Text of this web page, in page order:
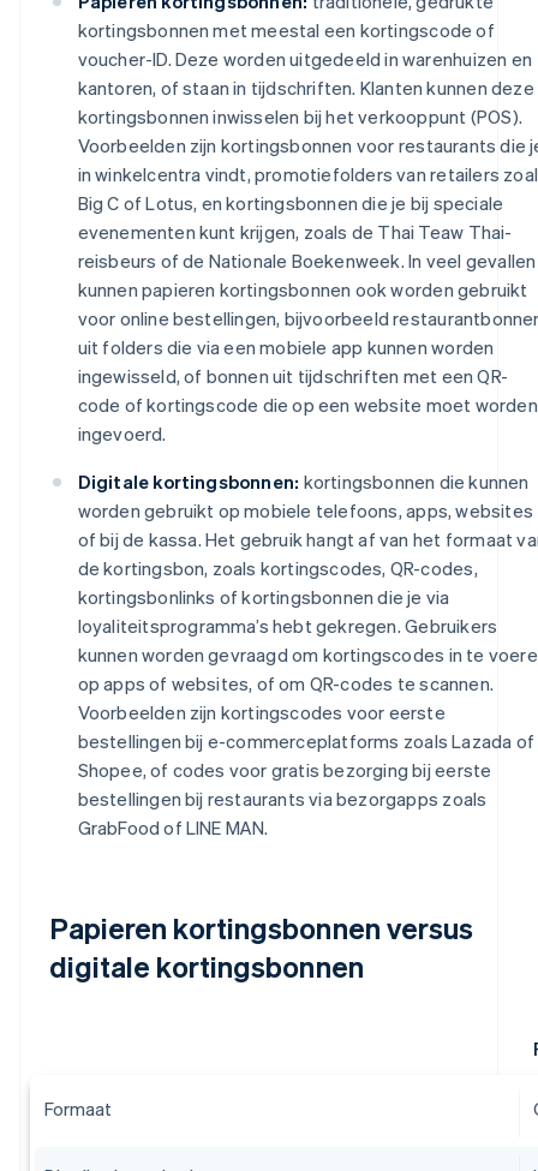
kortingsbonnen met meestal een kortingscode of
voucher-ID. Deze worden uitgedeeld in warenhuizen en
kantoren, of staan in tijdschriften. Klanten kunnen deze
kortingsbonnen inwisselen bij het verkooppunt (POS).
Voorbeelden zijn kortingsbonnen voor restaurants die
in winkelcentra vindt, promotiefolders van retailers
Big C of Lotus, en kortingsbonnen die je bij speciale
evenementen kunt krijgen, zoals de Thai Teaw Thai-
reisbeurs of de Nationale Boekenweek. In veel gevallen
kunnen papieren kortingsbonnen ook worden gebruikt
voor online bestellingen, bijvoorbeeld
uit folders die via een mobiele app kunnen worden
ingewisseld, of bonnen uit tijdschriften met een QR-
code of kortingscode die op een website moet worden
ingevoerd.
Digitale kortingsbonnen: kortingsbonnen die kunnen
worden gebruikt op mobiele telefoons, apps, websites
of bij de kassa. Het gebruik hangt af van het formaat
de kortingsbon, zoals kortingscodes, QR-codes,
kortingsbonlinks of kortingsbonnen die je via
loyaliteitsprogramma’s hebt gekregen. Gebruikers
kunnen worden gevraagd om kortingscodes in te
op apps of websites, of om QR-codes te scannen.
Voorbeelden zijn kortingscodes voor eerste
bestellingen bij e-commerceplatforms zoals Lazada of
Shopee, of codes voor gratis bezorging bij eerste
bestellingen bij restaurants via bezorgapps zoals
GrabFood of LINE MAN.
Papieren kortingsbonnen versus
digitale kortingsbonnen
Formaat